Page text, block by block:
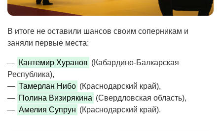
В итоге не оставили шансов своим соперникам и
заняли первые места:
— Кантемир Хуранов (Кабардино-Балкарская
Республика),
— Тамерлан Нибо (Краснодарский край),
— Полина Визирякина (Свердловская область),
— Амелия Супрун (Краснодарский край).